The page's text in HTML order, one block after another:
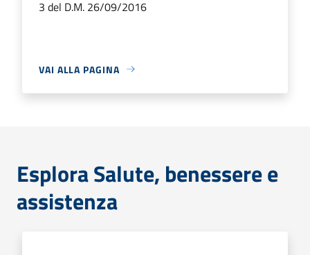
3 del D.M. 26/09/2016
VAI ALLA PAGINA
Esplora Salute, benessere e
assistenza